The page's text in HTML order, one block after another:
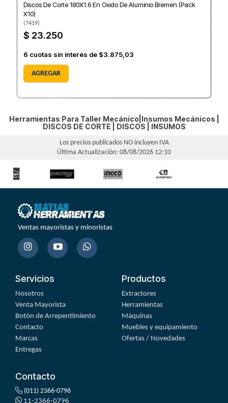
Discos De Corte 180X1.6 En Oxido De Aluminio Bremen (Pack
X10)
(7419)
$ 23.250
6 cuotas sin interés de $3.875,03
AGREGAR
Herramientas Para Taller Mecánico|Insumos Mecánicos |
DISCOS DE CORTE
DISCOS INSUMOS
Los precios publicados NO incluyen IVA
Última Actualización: 08/08/2026 12:10
Ventas mayoristas y minoristas
Servicios
Nosotros
Venta Mayorista
Botón de Arrepentimiento
Contacto
Marcas
Entregas
Productos
Extractores
Herramientas
Máquinas
Muebles y equipamiento
Ofertas / Novedades
Contacto
(011) 2366-0796
11-2366-0796